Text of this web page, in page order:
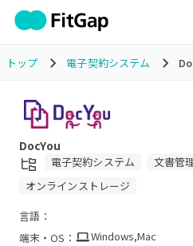
トップ 電子契約システム
DocYou
電子契約システム
文書管
オンラインストレージ
言語：
端末・OS：
Windows,Mac